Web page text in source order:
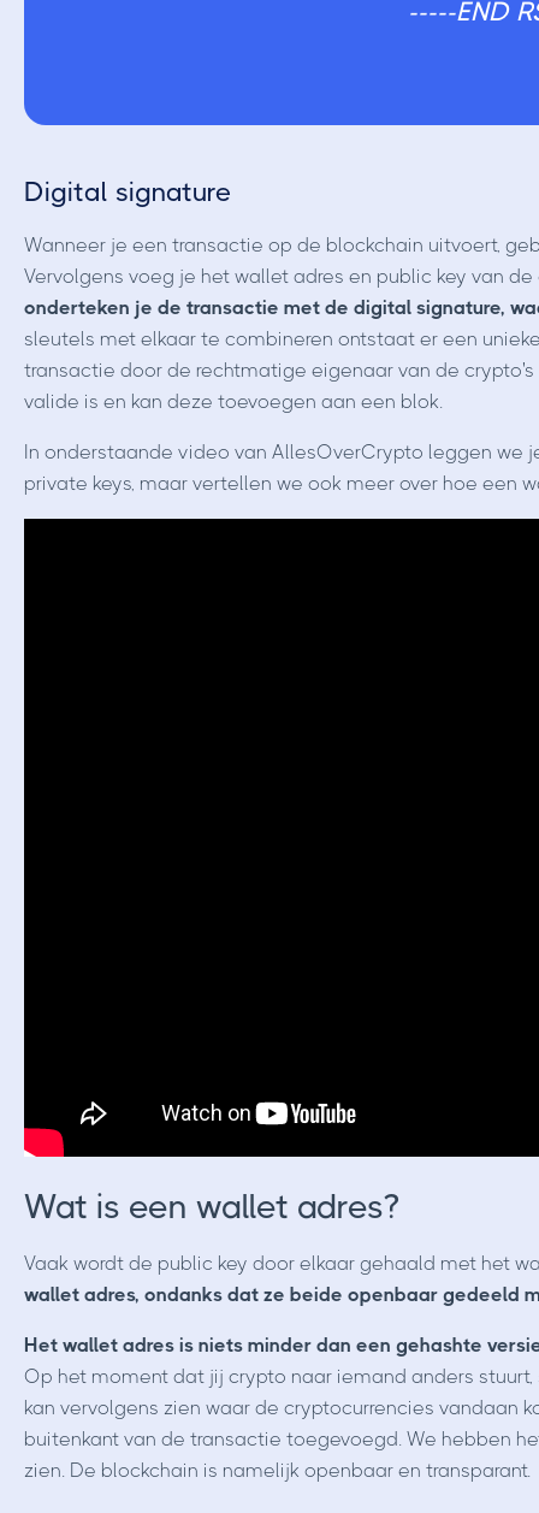
-----END
Digital signature
Wanneer je een transactie op de blockchain uitvoert,
Vervolgens voeg je het wallet adres en public key van
onderteken je de transactie met de digital signature,
sleutels met elkaar te combineren ontstaat er een
transactie door de rechtmatige eigenaar van de
valide is en kan deze toevoegen aan een blok.
In onderstaande video van AllesOverCrypto leggen we
private keys, maar vertellen we ook meer over hoe een
Wat is een wallet adres?
Vaak wordt de public key door elkaar gehaald met het
wallet adres, ondanks dat ze beide openbaar gedeeld
Het wallet adres is niets minder dan een gehashte
Op het moment dat jij crypto naar iemand anders
kan vervolgens zien waar de cryptocurrencies vandaan
buitenkant van de transactie toegevoegd. We hebben
zien. De blockchain is namelijk openbaar en transparant.